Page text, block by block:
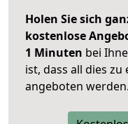
Holen Sie sich
kostenlose
1 Minuten bei
ist, dass all dies
angeboten werden.